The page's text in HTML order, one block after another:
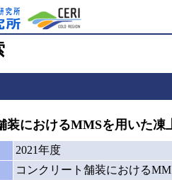
におけるMMSを用いた凍
2021年度
コンクリート舗装における